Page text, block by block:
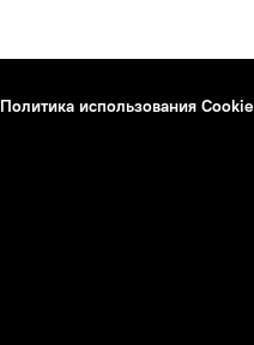
Политика использования Cookie